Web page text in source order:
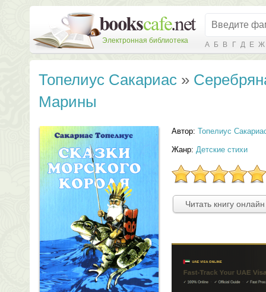
Электронная библиотека А Б В Г Д Е Ж
Топелиус Сакариас »
Марины
Автор: Топелиус
Жанр: Детские стихи
Читать книгу